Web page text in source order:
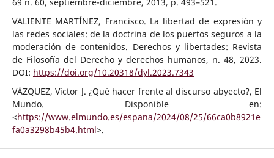
69 n. 60, septiembre-diciembre, 2013, p. 493–521.
VALIENTE MARTÍNEZ, Francisco. La libertad de expresión y
las redes sociales: de la doctrina de los puertos seguros a la
moderación de contenidos. Derechos y libertades: Revista
de Filosofía del Derecho y derechos humanos, n. 48, 2023.
DOI: https://doi.org/10.20318/dyl.2023.7343
VÁZQUEZ, Víctor J. ¿Qué hacer frente al discurso abyecto?, El
Mundo. Disponible en:
<https://www.elmundo.es/espana/2024/08/25/66ca0b8921e
fa0a3298b45b4.html>.